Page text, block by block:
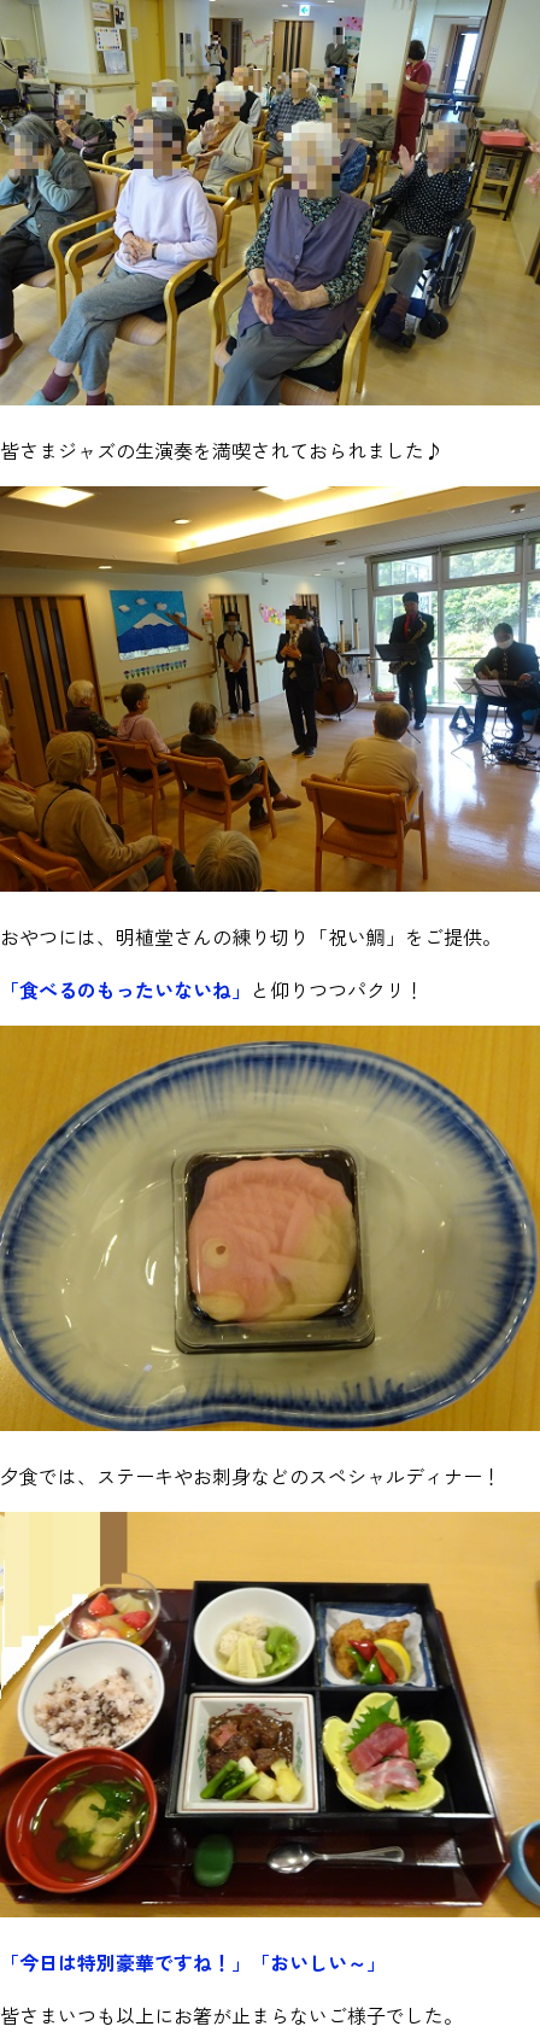
皆さまジャズの生演奏を満喫されておられました♪
おやつには、明植堂さんの練り切り 「祝い鯛」 をご提供。
「食べるのもったいないね」 と仰りつつパクリ！
夕食では、ステーキやお刺身などのスペシャルディナー！
「今日は特別豪華ですね！」「おいしい～」
皆さまいつも以上にお箸が止まらないご様子でした。